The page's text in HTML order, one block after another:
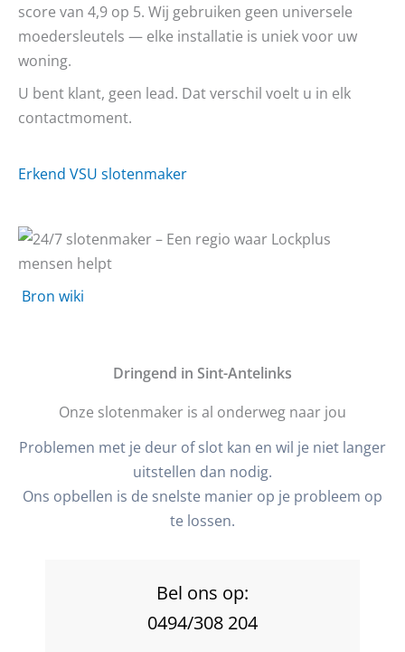
score van 4,9 op 5. Wij gebruiken geen universele
moedersleutels — elke installatie is uniek voor uw
woning.
U bent klant, geen lead. Dat verschil voelt u in elk
contactmoment.
Erkend VSU slotenmaker
Bron wiki
Dringend in Sint-Antelinks
Onze slotenmaker is al onderweg naar jou
Problemen met je deur of slot kan en wil je niet langer
uitstellen dan nodig.
Ons opbellen is de snelste manier op je probleem op
te lossen.
Bel ons op:
0494/308 204